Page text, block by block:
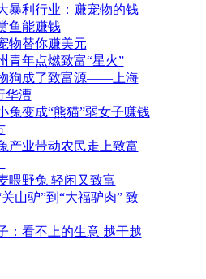
暴利行业：赚宠物的钱
鱼能赚钱
物替你赚美元
青年点燃致富“星火”
狗成了致富源——上海
华漕
兔变成“熊猫”弱女子赚钱
产业带动农民走上致富
喂野兔 轻闲又致富
关山驴”到“大福驴肉” 致
：看不上的生意 越干越